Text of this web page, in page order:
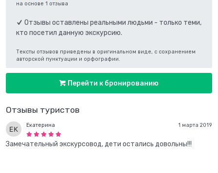
Отзывы туристов
1 марта 2019
Екатерина
Замечательный экскурсовод, дети остались довольны!!!
на основе 1 отзыва
Отзывы оставлены реальными людьми - только теми,
кто посетил данную экскурсию.
Тексты отзывов приведены в оригинальном виде, с сохранением
авторской пунктуации и орфографии.
Перейти к бронированию